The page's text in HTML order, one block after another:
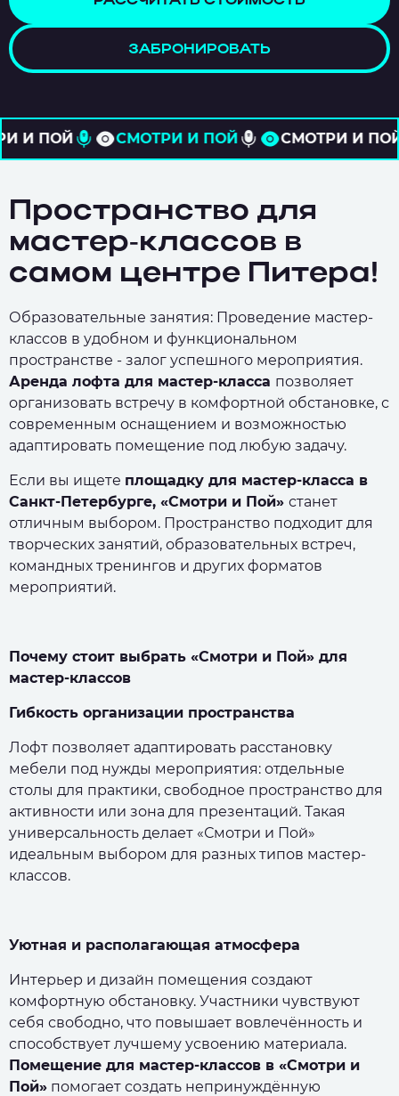
ЗАБРОНИРОВАТЬ
И ПОЙ СМОТРИ И ПОЙ СМОТРИ
Пространство для
мастер-классов в
самом центре Питера!
Образовательные занятия: Проведение мастер-
классов в удобном и функциональном
пространстве - залог успешного мероприятия.
Аренда лофта для мастер-класса позволяет
организовать встречу в комфортной обстановке, с
современным оснащением и возможностью
адаптировать помещение под любую задачу.
Если вы ищете площадку для мастер-класса в
Санкт-Петербурге, «Смотри и Пой» станет
отличным выбором. Пространство подходит для
творческих занятий, образовательных встреч,
командных тренингов и других форматов
мероприятий.
Почему стоит выбрать «Смотри и Пой» для
мастер-классов
Гибкость организации пространства
Лофт позволяет адаптировать расстановку
мебели под нужды мероприятия: отдельные
столы для практики, свободное пространство для
активности или зона для презентаций. Такая
универсальность делает «Смотри и Пой»
идеальным выбором для разных типов мастер-
классов.
Уютная и располагающая атмосфера
Интерьер и дизайн помещения создают
комфортную обстановку. Участники чувствуют
себя свободно, что повышает вовлечённость и
способствует лучшему усвоению материала.
Помещение для мастер-классов в «Смотри и
Пой» помогает создать непринуждённую